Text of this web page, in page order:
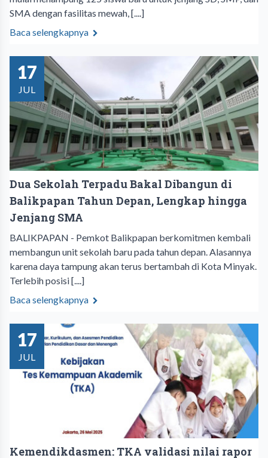
SMA dengan fasilitas mewah, [....]
Baca selengkapnya
17
JUL
Dua Sekolah Terpadu Bakal Dibangun di
Balikpapan Tahun Depan, Lengkap hingga
Jenjang SMA
BALIKPAPAN - Pemkot Balikpapan berkomitmen kembali
membangun unit sekolah baru pada tahun depan. Alasannya
karena daya tampung akan terus bertambah di Kota Minyak.
Terlebih posisi [....]
Baca selengkapnya
17
JUL
Kemendikdasmen: TKA validasi nilai rapor